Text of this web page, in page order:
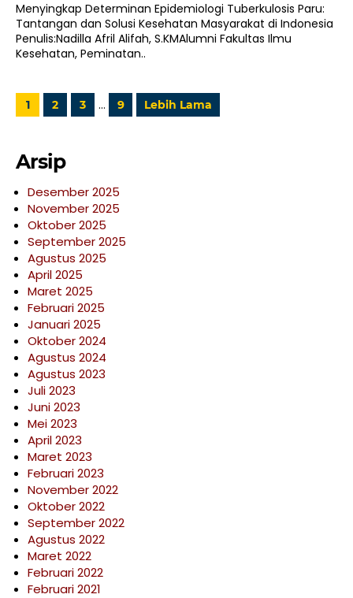
Menyingkap Determinan Epidemiologi Tuberkulosis Paru:
Tantangan dan Solusi Kesehatan Masyarakat di Indonesia
Penulis:Nadilla Afril Alifah, S.KMAlumni Fakultas Ilmu
Kesehatan, Peminatan..
1 2 3 … 9 Lebih Lama
Arsip
Desember 2025
November 2025
Oktober 2025
September 2025
Agustus 2025
April 2025
Maret 2025
Februari 2025
Januari 2025
Oktober 2024
Agustus 2024
Agustus 2023
Juli 2023
Juni 2023
Mei 2023
April 2023
Maret 2023
Februari 2023
November 2022
Oktober 2022
September 2022
Agustus 2022
Maret 2022
Februari 2022
Februari 2021